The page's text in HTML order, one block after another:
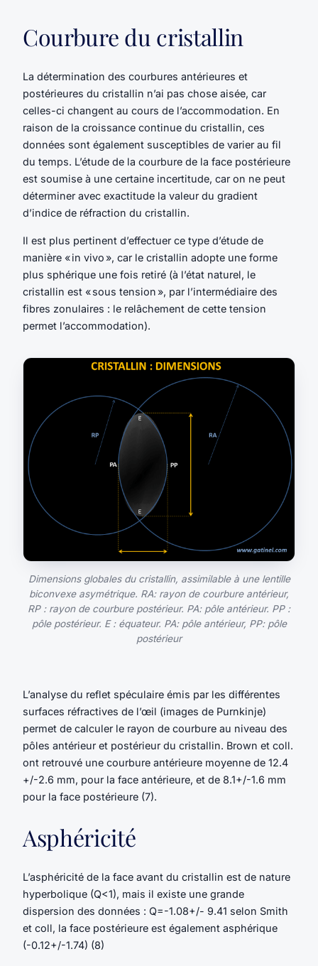
Courbure du cristallin
La détermination des courbures antérieures et
postérieures du cristallin n’ai pas chose aisée, car
celles-ci changent au cours de l’accommodation. En
raison de la croissance continue du cristallin, ces
données sont également susceptibles de varier au fil
du temps. L’étude de la courbure de la face postérieure
est soumise à une certaine incertitude, car on ne peut
déterminer avec exactitude la valeur du gradient
d’indice de réfraction du cristallin.
Il est plus pertinent d’effectuer ce type d’étude de
manière « in vivo », car le cristallin adopte une forme
plus sphérique une fois retiré (à l’état naturel, le
cristallin est « sous tension », par l’intermédiaire des
fibres zonulaires : le relâchement de cette tension
permet l’accommodation).
Dimensions globales du cristallin, assimilable à une lentille
biconvexe asymétrique. RA: rayon de courbure antérieur,
RP : rayon de courbure postérieur. PA: pôle antérieur. PP :
pôle postérieur. E : équateur. PA: pôle antérieur, PP: pôle
postérieur
L’analyse du reflet spéculaire émis par les différentes
surfaces réfractives de l’œil (images de Purnkinje)
permet de calculer le rayon de courbure au niveau des
pôles antérieur et postérieur du cristallin. Brown et coll.
ont retrouvé une courbure antérieure moyenne de 12.4
+/-2.6 mm, pour la face antérieure, et de 8.1+/-1.6 mm
pour la face postérieure (7).
Asphéricité
L’asphéricité de la face avant du cristallin est de nature
hyperbolique (Q<1), mais il existe une grande
dispersion des données : Q=-1.08+/- 9.41 selon Smith
et coll, la face postérieure est également asphérique
(-0.12+/-1.74) (8)